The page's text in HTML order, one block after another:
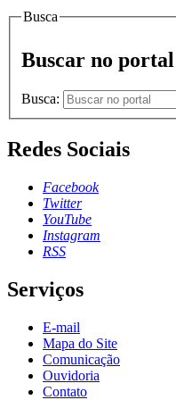
Busca
Buscar no portal
Busca:
Redes Sociais
Facebook
Twitter
YouTube
Instagram
RSS
Serviços
E-mail
Mapa do Site
Comunicação
Ouvidoria
Contato